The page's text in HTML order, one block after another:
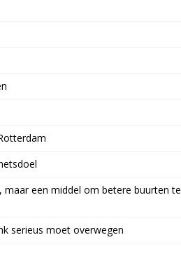
maar een middel om betere buurten te
serieus moet overwegen